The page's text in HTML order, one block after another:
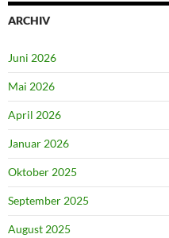
ARCHIV
Juni 2026
Mai 2026
April 2026
Januar 2026
Oktober 2025
September 2025
August 2025